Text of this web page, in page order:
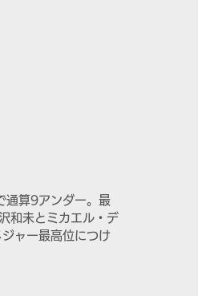
通算9アンダー。最
和未とミカエル・デ
ャー最高位につけ